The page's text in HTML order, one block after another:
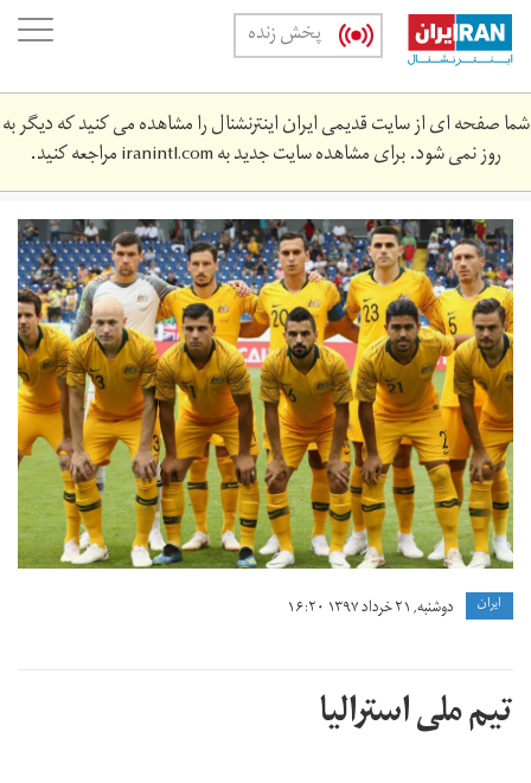
Skip
main
content
پخش زنده
شما صفحه ای از سایت قدیمی ایران اینترنشنال را مشاهده می کنید که دیگر به
روز نمی شود. برای مشاهده سایت جدید بهiranintl.comمراجعه کنید.
australia.jpg
ايران دوشنبه, ۲۱ خرداد ۱۳۹۷ ۱۶:۲۰
تیم ملی استرالیا